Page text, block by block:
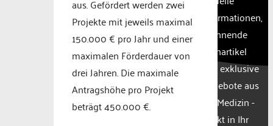
aus. Gefördert werden zwei
Projekte mit jeweils maximal
150.000 € pro Jahr und einer
maximalen Förderdauer von
drei Jahren. Die maximale
Antragshöhe pro Projekt
beträgt 450.000 €.
content
to the
list of
used.
Powered
Consent
Informationen,
spannende
Fachartikel
und exklusive
Angebote aus
der Medizin -
direkt in Ihr